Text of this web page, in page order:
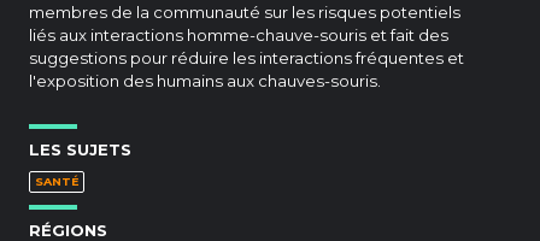
membres de la communauté sur les risques potentiels
liés aux interactions homme-chauve-souris et fait des
suggestions pour réduire les interactions fréquentes et
l'exposition des humains aux chauves-souris.
LES SUJETS
SANTÉ
RÉGIONS